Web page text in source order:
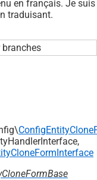
en français. Je suis
traduisant.